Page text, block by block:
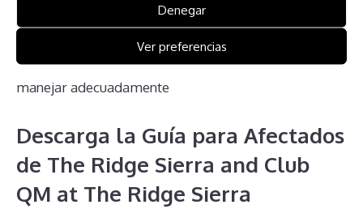
Denegar
Ver preferencias
pueden ser agobiantes. La comprensión completa de
los derechos y obligaciones, así como la búsqueda
de asesoramiento legal adecuado, es crucial para
manejar adecuadamente
Descarga la Guía para Afectados
de The Ridge Sierra and Club
QM at The Ridge Sierra